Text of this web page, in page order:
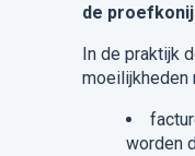
de
In de praktijk
moeilijkheden
worden